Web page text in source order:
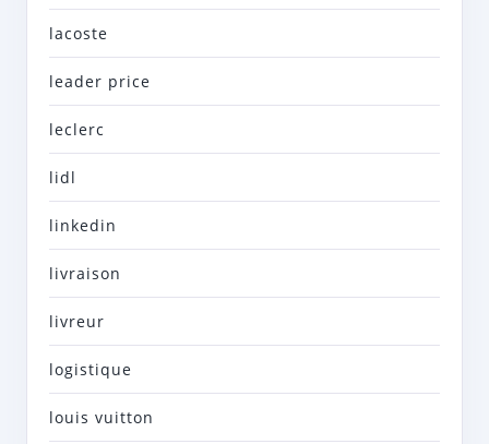
lacoste
leader price
leclerc
lidl
linkedin
livraison
livreur
logistique
louis vuitton